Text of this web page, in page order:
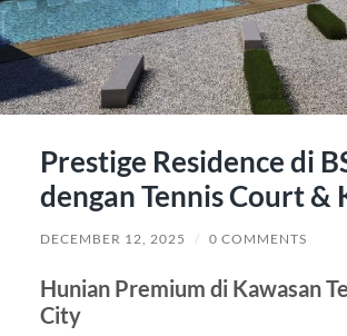
Prestige Residence di
dengan Tennis Court &
DECEMBER 12, 2025 / 0 COMMENTS
Hunian Premium di Kawasan
City